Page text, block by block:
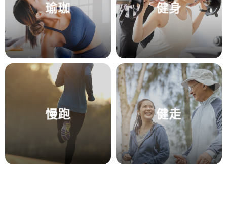
瑜珈 健身
慢跑 健走